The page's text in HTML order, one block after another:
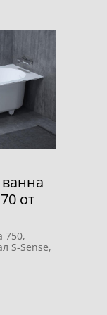
от
750,
S-Sense,